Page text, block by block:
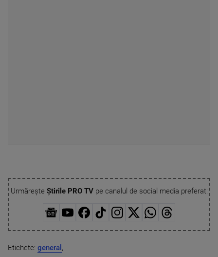
Urmărește Știrile PRO TVpe canalul de social media preferat:
Etichete: general ,